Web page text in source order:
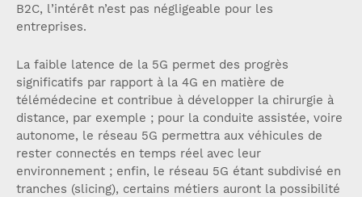
B2C, l’intérêt n’est pas négligeable pour les
entreprises.
La faible latence de la 5G permet des progrès
significatifs par rapport à la 4G en matière de
télémédecine et contribue à développer la chirurgie à
distance, par exemple ; pour la conduite assistée, voire
autonome, le réseau 5G permettra aux véhicules de
rester connectés en temps réel avec leur
environnement ; enfin, le réseau 5G étant subdivisé en
tranches (slicing), certains métiers auront la possibilité